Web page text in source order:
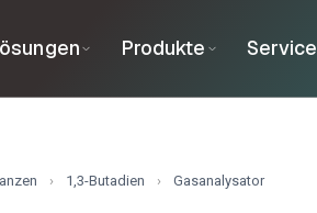
Produkte Service
› 1,3-Butadien › Gasanalysator